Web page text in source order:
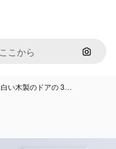
画像で
い木製のドアの 3…